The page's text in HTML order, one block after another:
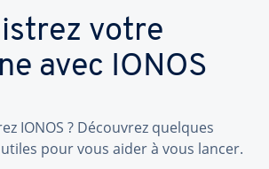
votre
avec IONOS
IONOS ? Découvrez quelques
pour vous aider à vous lancer.